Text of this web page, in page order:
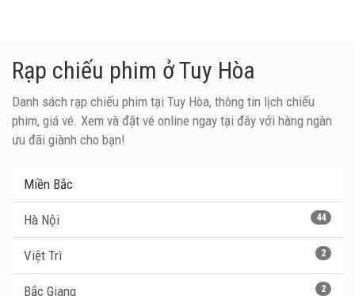
Rạp chiếu phim ở Tuy Hòa
Danh sách rạp chiếu phim tại Tuy Hòa, thông tin lịch chiếu
phim, giá vé. Xem và đặt vé online ngay tại đây với hàng ngàn
ưu đãi giành cho bạn!
Miền Bắc
44
Hà Nội
2
Việt Trì
2
Bắc Giang